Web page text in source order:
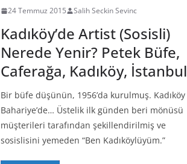
24 Temmuz 2015 Salih Seckin Sevinc
Kadıköy’de Artist (Sosisli)
Nerede Yenir? Petek Büfe,
Caferağa, Kadıköy, İstanbul
Bir büfe düşünün, 1956’da kurulmuş. Kadıköy
Bahariye’de… Üstelik ilk günden beri mönüsü
müşterileri tarafından şekillendirilmiş ve
sosislisini yemeden “Ben Kadıköylüyüm.”